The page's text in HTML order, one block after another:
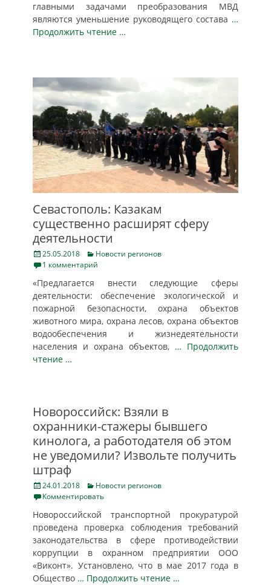
главными задачами преобразования МВД
являются уменьшение руководящего состава …
Продолжить чтение …
Севастополь: Казакам
существенно расширят сферу
деятельности
Posted
on
25.05.2018 Categories
Новости регионов
1 комментарий
«Предлагается внести следующие сферы
деятельности: обеспечение экологической и
пожарной безопасности, охрана объектов
животного мира, охрана лесов, охрана объектов
водообеспечения и жизнедеятельности
населения и охрана объектов, … Продолжить
чтение …
Новороссийск: Взяли в
охранники-стажеры бывшего
кинолога, а работодателя об этом
не уведомили? Извольте получить
штраф
Posted
on
24.01.2018 Categories
Новости регионов
Комментировать
Новороссийской транспортной прокуратурой
проведена проверка соблюдения требований
законодательства в сфере противодействии
коррупции в охранном предприятии ООО
«Виконт». Установлено, что в мае 2017 года в
Общество … Продолжить чтение …